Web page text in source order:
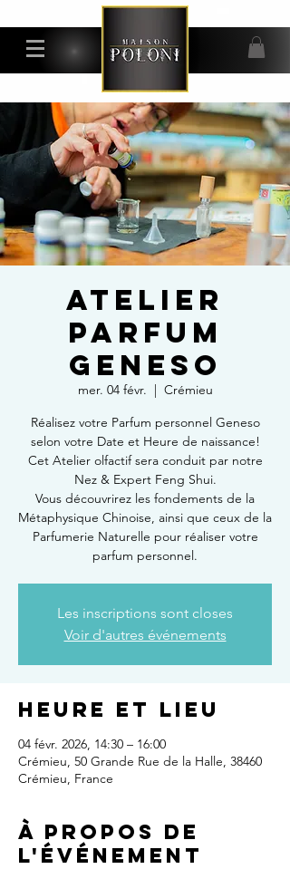
ATELIER
PARFUM
GENESO
mer. 04 févr.
  |
Crémieu
Réalisez votre Parfum personnel Geneso
selon votre Date et Heure de naissance!
Cet Atelier olfactif sera conduit par notre
Nez & Expert Feng Shui.
Vous découvrirez les fondements de la
Métaphysique Chinoise, ainsi que ceux de la
Parfumerie Naturelle pour réaliser votre
parfum personnel.
Les inscriptions sont closes
Voir d'autres événements
Heure et lieu
04 févr. 2026, 14:30 – 16:00
Crémieu, 50 Grande Rue de la Halle, 38460
Crémieu, France
À propos de
l'événement